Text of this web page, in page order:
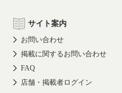
サイト案内
お問い合わせ
掲載に関するお問い合わせ
FAQ
店舗・掲載者ログイン